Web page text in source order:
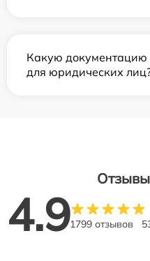
Какую документацию
для юридических
4.91799 отзывов